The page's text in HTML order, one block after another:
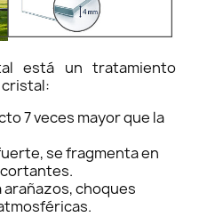
está un tratamiento
7 veces mayor que la
se fragmenta en
choques